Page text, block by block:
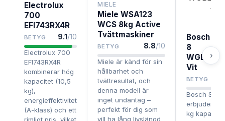
Electrolux
700
EFI743RX4R
BETYG 9.1/10
Electrolux 700
EFI743RX4R
kombinerar hög
kapacitet (10,5
kg),
energieffektivitet
(A-klass) och ett
MIELE
Miele WSA123
WCS 8kg Active
Tvättmaskiner
BETYG 8.8/10
Miele är känd för sin
hållbarhet och
tvättresultat, och
denna modell är
inget undantag –
perfekt för dig som
vill ha lång livslängd
Bosch
8
Vit
BETYG
Bosch
erbjuder
kg
›